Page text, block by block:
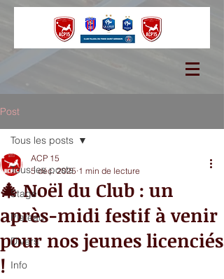
Post
Tous les posts
Stage
Plateau
Divers
Info
Tous les posts
🎄 Noël du Club : un
après-midi festif à venir
pour nos jeunes licenciés
!
ACP 15
5 déc. 2025 1 min de lecture